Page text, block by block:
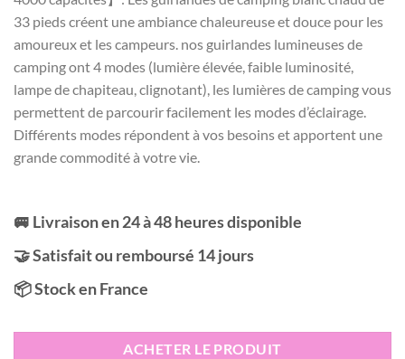
33 pieds créent une ambiance chaleureuse et douce pour les
amoureux et les campeurs. nos guirlandes lumineuses de
camping ont 4 modes (lumière élevée, faible luminosité,
lampe de chapiteau, clignotant), les lumières de camping vous
permettent de parcourir facilement les modes d’éclairage.
Différents modes répondent à vos besoins et apportent une
grande commodité à votre vie.
🚐 Livraison en 24 à 48 heures disponible
🤝 Satisfait ou remboursé 14 jours
📦 Stock en France
ACHETER LE PRODUIT